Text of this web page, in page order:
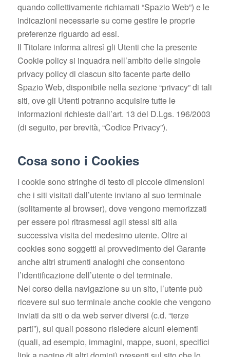
quando collettivamente richiamati “Spazio Web”) e le
indicazioni necessarie su come gestire le proprie
preferenze riguardo ad essi.
Il Titolare informa altresì gli Utenti che la presente
Cookie policy si inquadra nell’ambito delle singole
privacy policy di ciascun sito facente parte dello
Spazio Web, disponibile nella sezione “privacy” di tali
siti, ove gli Utenti potranno acquisire tutte le
informazioni richieste dall’art. 13 del D.Lgs. 196/2003
(di seguito, per brevità, “Codice Privacy”).
Cosa sono i Cookies
I cookie sono stringhe di testo di piccole dimensioni
che i siti visitati dall’utente inviano al suo terminale
(solitamente al browser), dove vengono memorizzati
per essere poi ritrasmessi agli stessi siti alla
successiva visita del medesimo utente. Oltre ai
cookies sono soggetti al provvedimento del Garante
anche altri strumenti analoghi che consentono
l’identificazione dell’utente o del terminale.
Nel corso della navigazione su un sito, l’utente può
ricevere sul suo terminale anche cookie che vengono
inviati da siti o da web server diversi (c.d. “terze
parti”), sui quali possono risiedere alcuni elementi
(quali, ad esempio, immagini, mappe, suoni, specifici